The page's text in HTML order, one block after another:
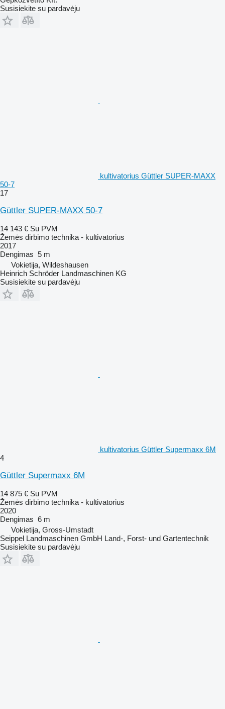
Susisiekite su pardavėju
kultivatorius Güttler SUPER-MAXX
50-7
17
Güttler SUPER-MAXX 50-7
14 143 € Su PVM
Žemės dirbimo technika - kultivatorius
2017
Dengimas 5 m
Vokietija, Wildeshausen
Heinrich Schröder Landmaschinen KG
Susisiekite su pardavėju
kultivatorius Güttler Supermaxx 6M
4
Güttler Supermaxx 6M
14 875 € Su PVM
Žemės dirbimo technika - kultivatorius
2020
Dengimas 6 m
Vokietija, Gross-Umstadt
Seippel Landmaschinen GmbH Land-, Forst- und Gartentechnik
Susisiekite su pardavėju